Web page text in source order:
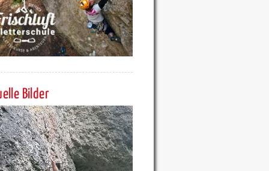
Bilder